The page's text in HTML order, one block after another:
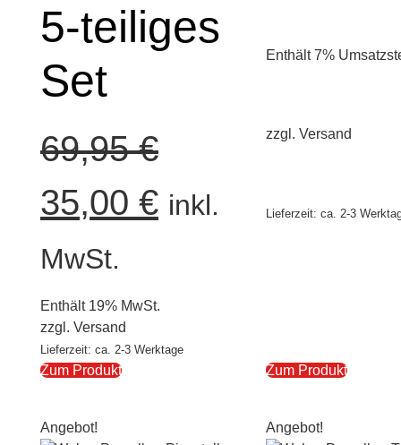
5-teiliges
Set
69,95€
35,00 € inkl.
MwSt.
Enthält 19% MwSt.
zzgl. Versand
Lieferzeit: ca. 2-3 Werktage
Zum Produkt
Enthält 7%
zzgl. Versand
Lieferzeit: ca. 2-3
Zum Produkt
Angebot! Angebot!